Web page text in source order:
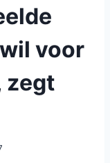
voor
zegt